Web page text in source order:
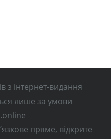
з інтернет-видання
лише за умови
пряме, відкрите